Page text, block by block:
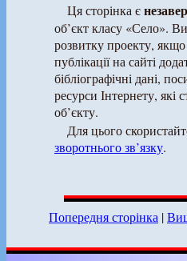
Ця сторінка є
об’єкт класу «Село».
розвитку проекту,
публікації на сайті
бібліографічні дані,
ресурси Інтернету, які
об’єкту.
Для цього
зворотнього зв’язку.
Попередня сторінка |